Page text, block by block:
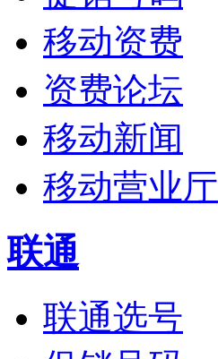
移动资费
资费论坛
移动新闻
移动营业厅
联通
联通选号